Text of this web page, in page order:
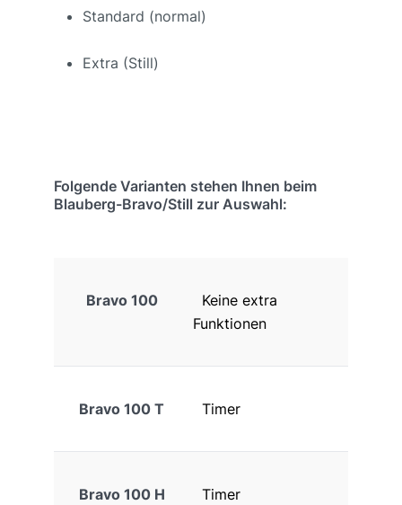
Standard (normal)
Extra (Still)
Folgende Varianten stehen Ihnen beim
Blauberg-Bravo/Still zur Auswahl:
Bravo 100
Keine extra
Funktionen
Bravo 100 T Timer
Bravo 100 H Timer